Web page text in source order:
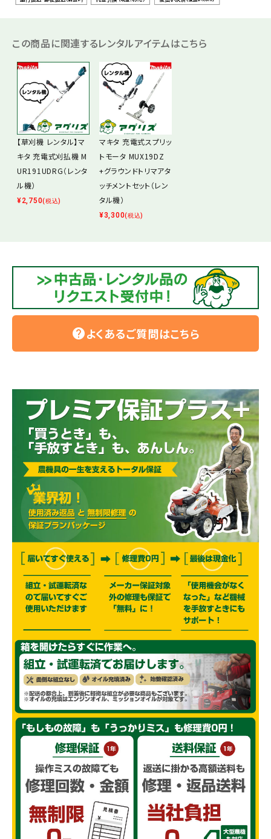
この商品に関連するレンタルアイテムはこちら
【草刈機 レンタル】マ
キタ 充電式刈払機 M
UR191UDRG（レンタ
ル機）
¥2,750(税込)
マキタ 充電式スプリッ
トモータ MUX19DZ
+グラウンドトリマアタ
ッチメントセット（レン
タル機）
¥3,300(税込)
helpよくあるご質問はこちら